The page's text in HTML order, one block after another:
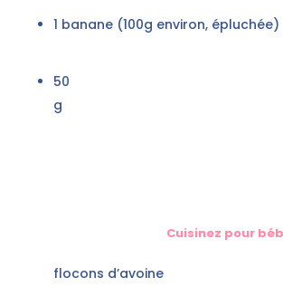
1 banane (100g environ, épluchée)
Cuisinez pour
50
g
flocons d’avoine